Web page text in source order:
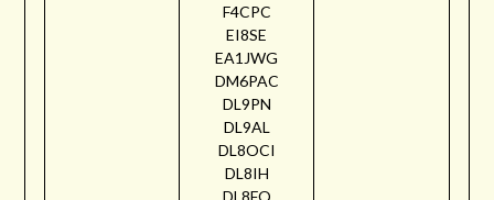
F4CPC
EI8SE
EA1JWG
DM6PAC
DL9PN
DL9AL
DL8OCI
DL8IH